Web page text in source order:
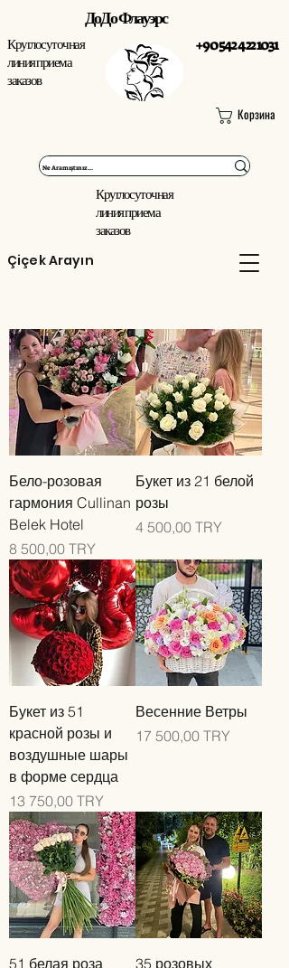
Круглосуточная
линия приема
заказов
+90 542 422 1031
ДоДо Флауэрс
Корзина
Çiçek Arayın
Круглосуточная
линия приема
заказов
Бело-розовая
гармония Cullinan
Belek Hotel
Цена
8 500,00 TRY
Букет из 21 белой
розы
Цена
4 500,00 TRY
Букет из 51
красной розы и
воздушные шары
в форме сердца
Цена
13 750,00 TRY
Весенние Ветры
Цена
17 500,00 TRY
51 белая роза
35 розовых